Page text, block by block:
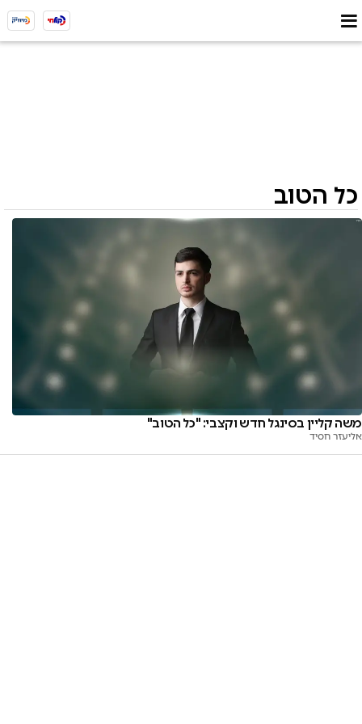
כל הטוב
משה קליין בסינגל חדש וקצבי: "כל הטוב"
אליעזר חסיד